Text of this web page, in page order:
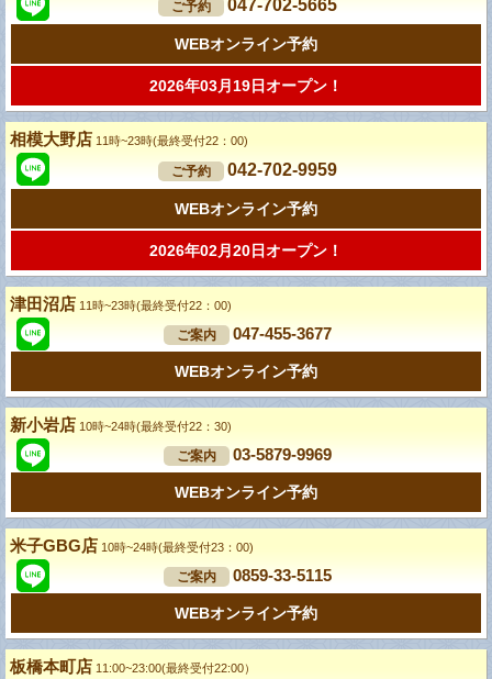
ご予約 047-702-5665
WEBオンライン予約
2026年03月19日オープン！
相模大野店 11時~23時(最終受付22：00)
ご予約 042-702-9959
WEBオンライン予約
2026年02月20日オープン！
津田沼店 11時~23時(最終受付22：00)
ご案内 047-455-3677
WEBオンライン予約
新小岩店 10時~24時(最終受付22：30)
ご案内 03-5879-9969
WEBオンライン予約
米子GBG店 10時~24時(最終受付23：00)
ご案内 0859-33-5115
WEBオンライン予約
板橋本町店 11:00~23:00(最終受付22:00）